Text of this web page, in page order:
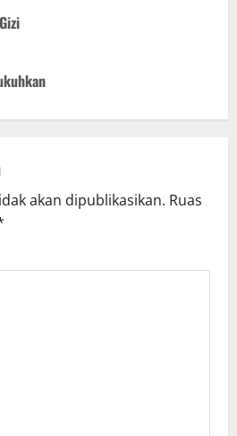
akan dipublikasikan. Ruas